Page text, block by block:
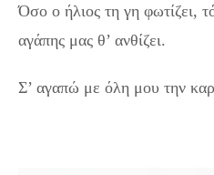
Όσο ο ήλιος τη γη φωτίζει,
αγάπης μας θ’ ανθίζει.
Σ’ αγαπώ με όλη μου την